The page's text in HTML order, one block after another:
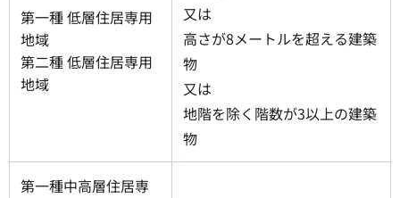
第一種 低層住居専用
地域
第二種 低層住居専用
地域
又は
高さが8メートルを超える建築
物
又は
地階を除く階数が3以上の建築
物
第一種中高層住居専